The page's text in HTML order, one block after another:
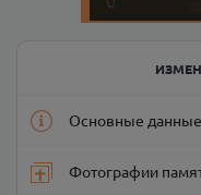
Основные данные
Фотографии